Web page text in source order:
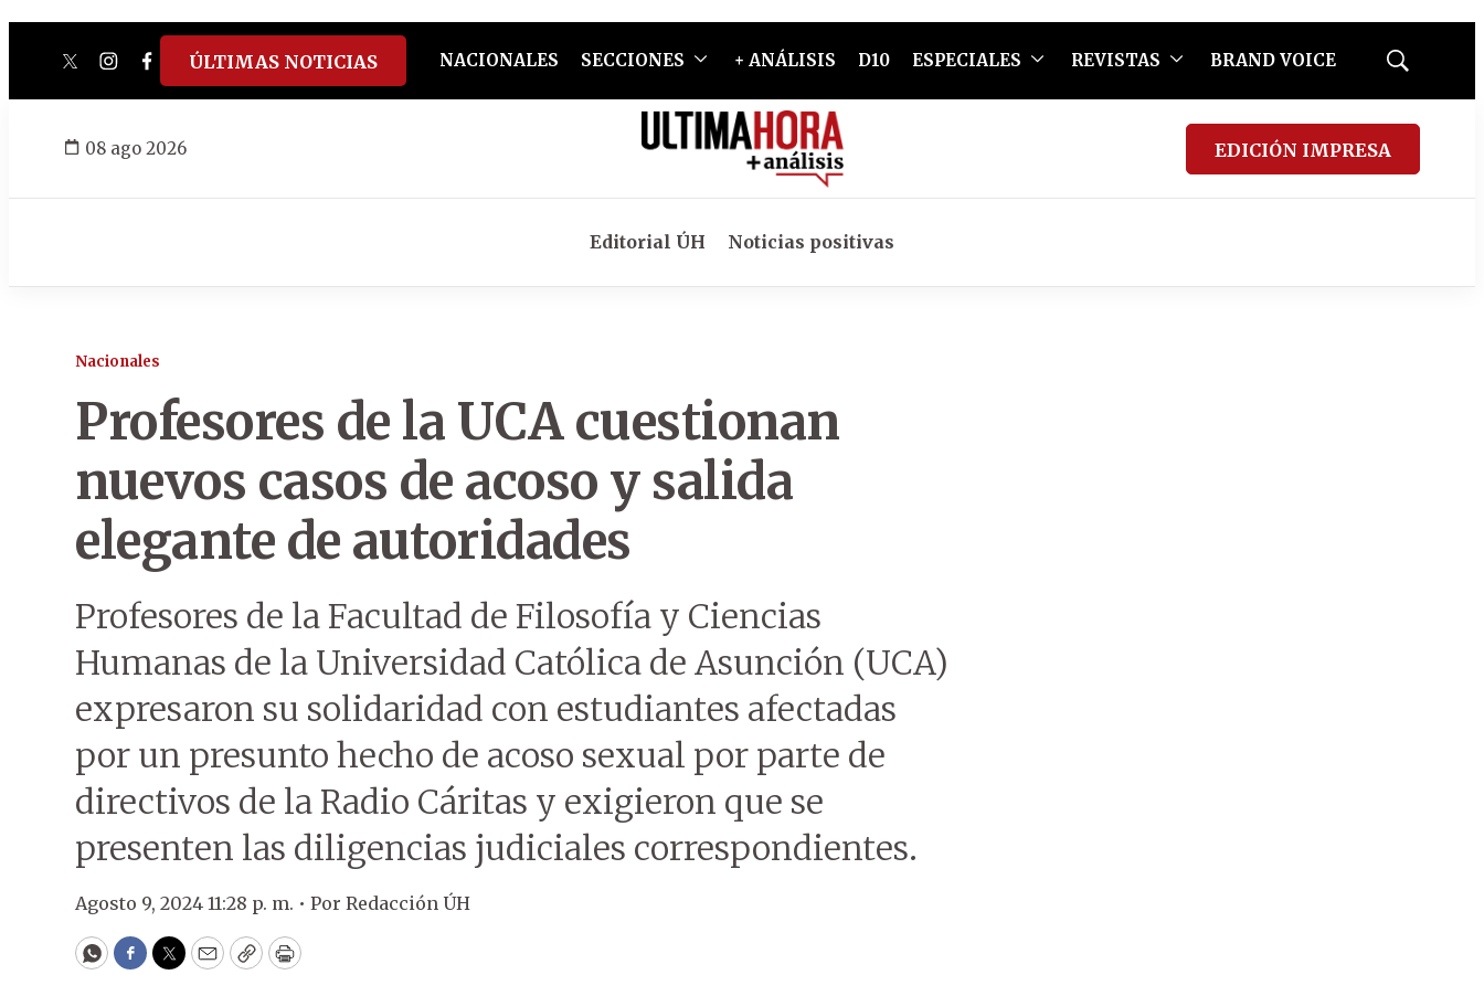
twitterinstagram
facebook
tiktokyoutube
spotify
ÚLTIMAS NOTICIAS NACIONALES SECCIONES + ANÁLISIS D10 ESPECIALES REVISTAS BRAND VOICE
Mostrar
08 ago 2026 EDICIÓN IMPRESA
Editorial ÚH Noticias positivas
Nacionales
Profesores de la UCA cuestionan
nuevos casos de acoso y salida
elegante de autoridades
Profesores de la Facultad de Filosofía y Ciencias
Humanas de la Universidad Católica de Asunción (UCA)
expresaron su solidaridad con estudiantes afectadas
por un presunto hecho de acoso sexual por parte de
directivos de la Radio Cáritas y exigieron que se
presenten las diligencias judiciales correspondientes.
Agosto 9, 2024 11:28 p. m. • Por Redacción ÚH
WhatsApp
Facebook
Twitter
EmailCopyPrint